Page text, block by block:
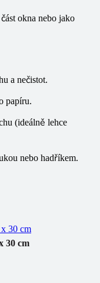
okna nebo jako
a nečistot.
papíru.
(ideálně lehce
nebo hadříkem.
30 cm